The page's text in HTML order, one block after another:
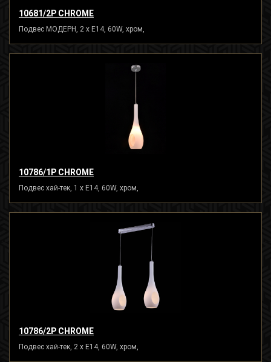
10681/2P CHROME
Подвес МОДЕРН, 2 x E14, 60W, хром,
10786/1P CHROME
Подвес хай-тек, 1 x E14, 60W, хром,
10786/2P CHROME
Подвес хай-тек, 2 x E14, 60W, хром,